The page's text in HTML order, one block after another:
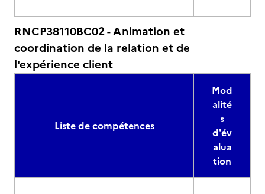
RNCP38110BC02 - Animation et
coordination de la relation et de
l'expérience client
Liste de compétences
Mod
alité
s
d'év
alua
tion